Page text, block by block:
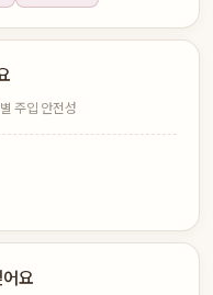
주입 안전성
어요